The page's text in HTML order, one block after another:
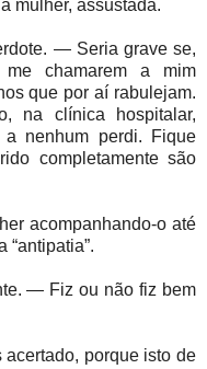
mulher, assustada.
— Seria grave se,
chamarem a mim
que por aí rabulejam.
na clínica hospitalar,
nenhum perdi. Fique
completamente são
acompanhando-o até
“antipatia”.
— Fiz ou não fiz bem
porque isto de